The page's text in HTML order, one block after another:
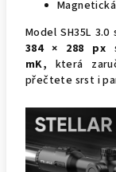
Model SH35L 3.0
384 × 288 px
mK, která
přečtete srst i